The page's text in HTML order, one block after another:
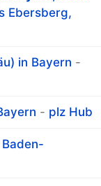
Ebersberg,
in Bayern -
- plz Hub